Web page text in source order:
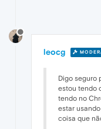
leocg
Digo seguro
estou tendo
tendo no
estar
coisa que